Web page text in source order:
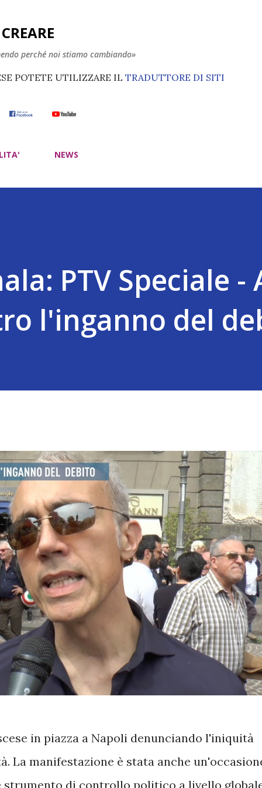
perché noi stiamo cambiando»
POTETE UTILIZZARE IL TRADUTTORE DI SITI
NEWS
PTV Speciale -
l'inganno del
in piazza a Napoli denunciando l'iniquità
La manifestazione è stata anche
di controllo politico a livello